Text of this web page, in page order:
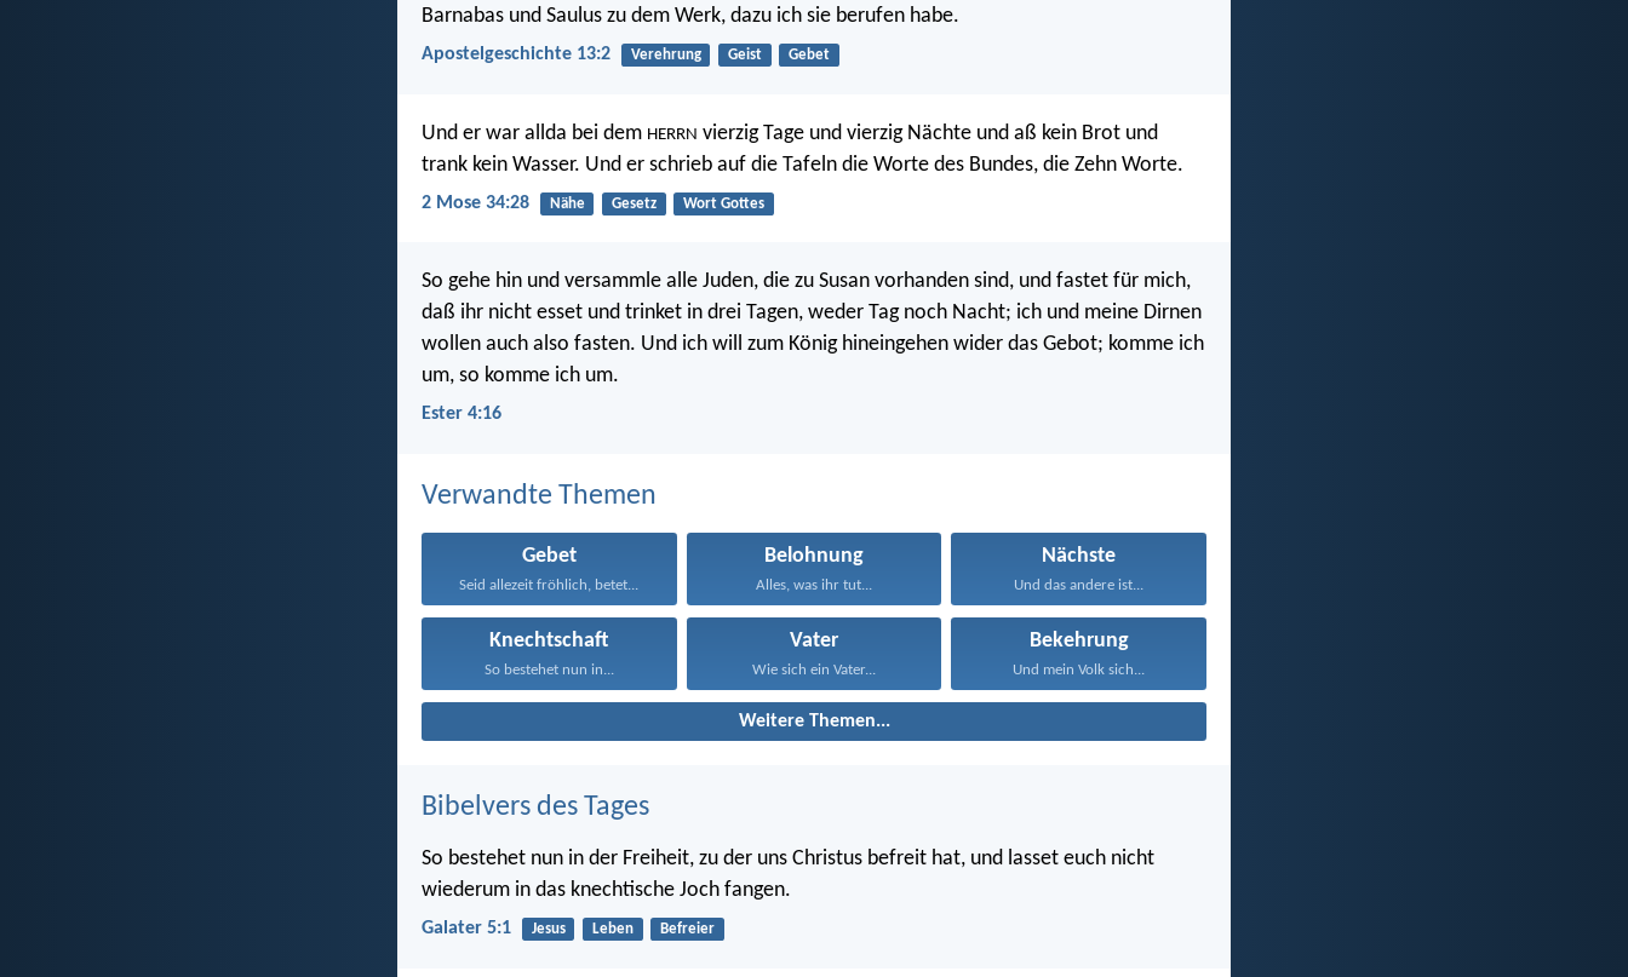
Barnabas und Saulus zu dem Werk, dazu ich sie berufen habe.
Apostelgeschichte 13:2 Verehrung Geist Gebet
Und er war allda bei dem HERRN vierzig Tage und vierzig Nächte und aß kein Brot und
trank kein Wasser. Und er schrieb auf die Tafeln die Worte des Bundes, die Zehn Worte.
2 Mose 34:28 Nähe Gesetz Wort Gottes
So gehe hin und versammle alle Juden, die zu Susan vorhanden sind, und fastet für mich,
daß ihr nicht esset und trinket in drei Tagen, weder Tag noch Nacht; ich und meine Dirnen
wollen auch also fasten. Und ich will zum König hineingehen wider das Gebot; komme ich
um, so komme ich um.
Ester 4:16
Verwandte Themen
Gebet
Seid allezeit fröhlich, betet...
Belohnung
Alles, was ihr tut...
Nächste
Und das andere ist...
Knechtschaft
So bestehet nun in...
Vater
Wie sich ein Vater...
Bekehrung
Und mein Volk sich...
Weitere Themen...
Bibelvers des Tages
So bestehet nun in der Freiheit, zu der uns Christus befreit hat, und lasset euch nicht
wiederum in das knechtische Joch fangen.
Galater 5:1 Jesus Leben Befreier